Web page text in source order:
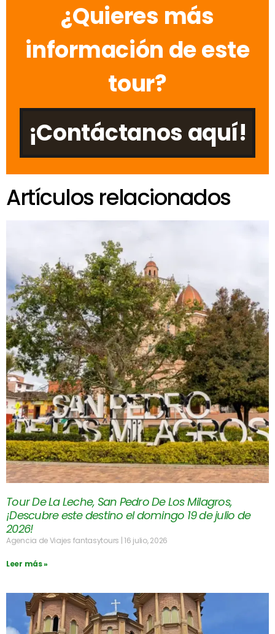
¿Quieres más
información de este
tour?
¡Contáctanos aquí!
Artículos relacionados
Tour De La Leche, San Pedro De Los Milagros,
¡Descubre este destino el domingo 19 de julio de
2026!
Agencia de Viajes fantasytours 16 julio, 2026
Leer más »